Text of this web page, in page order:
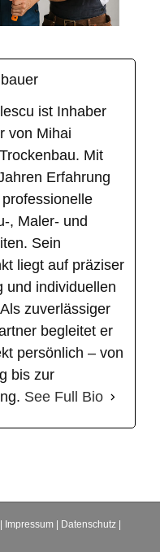
ist Inhaber
von Mihai
Mit
Erfahrung
, Maler- und
Sein
liegt auf präziser
und individuellen
zuverlässiger
begleitet er
persönlich – von
bis zur
See Full Bio
Impressum Datenschutz